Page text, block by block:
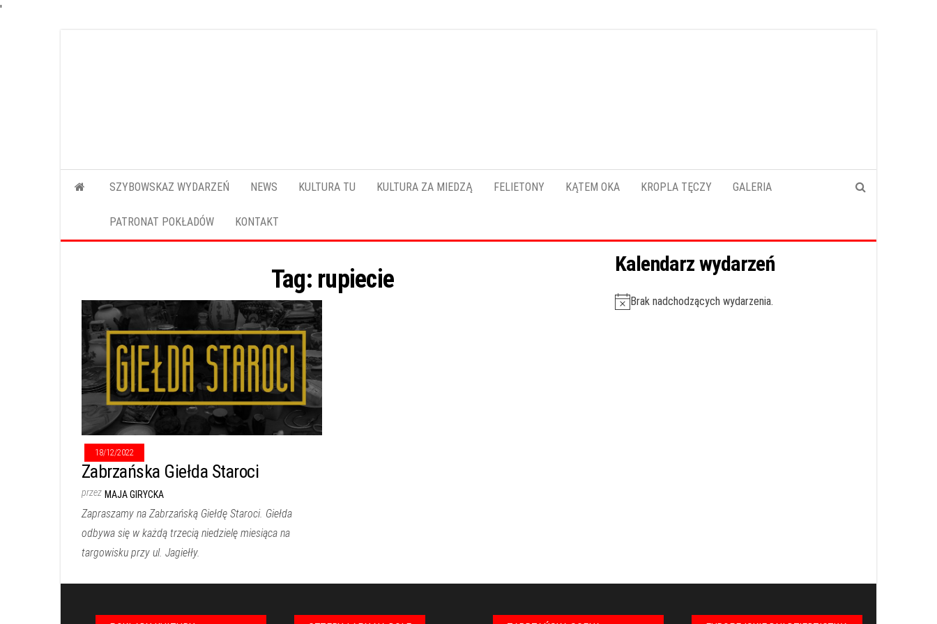
'
SZYBOWSKAZ WYDARZEŃ NEWS KULTURA TU KULTURA ZA MIEDZĄ FELIETONY KĄTEM OKA KROPLA TĘCZY GALERIA
PATRONAT POKŁADÓW KONTAKT
Tag: rupiecie
18/12/2022
Zabrzańska Giełda Staroci
przez MAJA GIRYCKA
Zapraszamy na Zabrzańską Giełdę Staroci. Giełda
odbywa się w każdą trzecią niedzielę miesiąca na
targowisku przy ul. Jagiełły.
Kalendarz wydarzeń
Brak nadchodzących wydarzenia.